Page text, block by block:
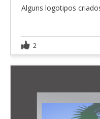
Alguns logotipos
2